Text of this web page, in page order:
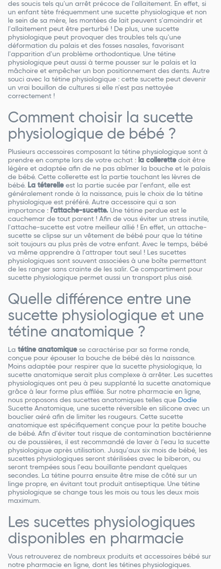
des soucis tels qu'un arrêt précoce de l'allaitement. En effet, si
un enfant tète fréquemment une sucette physiologique et non
le sein de sa mère, les montées de lait peuvent s'amoindrir et
l'allaitement peut être perturbé ! De plus, une sucette
physiologique peut provoquer des troubles tels qu'une
déformation du palais et des fosses nasales, favorisant
l'apparition d'un problème orthodontique. Une tétine
physiologique peut aussi à terme pousser sur le palais et la
mâchoire et empêcher un bon positionnement des dents. Autre
souci avec la tétine physiologique : cette sucette peut devenir
un vrai bouillon de cultures si elle n'est pas nettoyée
correctement !
Comment choisir la sucette
physiologique de bébé ?
Plusieurs accessoires composant la tétine physiologique sont à
prendre en compte lors de votre achat : la collerettedoit être
légère et adaptée afin de ne pas abîmer la bouche et le palais
de bébé. Cette collerette est la partie touchant les lèvres de
bébé. La téterelleest la partie sucée par l'enfant, elle est
généralement ronde à la naissance, puis le choix de la tétine
physiologique est préféré. Autre accessoire qui a son
importance : l'attache-sucette. Une tétine perdue est le
cauchemar de tout parent ! Afin de vous éviter un stress inutile,
l'attache-sucette est votre meilleur allié ! En effet, un attache-
sucette se clipse sur un vêtement de bébé pour que la tétine
soit toujours au plus près de votre enfant. Avec le temps, bébé
va même apprendre à l'attraper tout seul ! Les sucettes
physiologiques sont souvent associées à une boîte permettant
de les ranger sans crainte de les salir. Ce compartiment pour
sucette physiologique permet aussi un transport plus aisé.
Quelle différence entre une
sucette physiologique et une
tétine anatomique ?
La tétine anatomiquese caractérise par sa forme ronde,
conçue pour épouser la bouche de bébé dès la naissance.
Moins adaptée pour respirer que la sucette physiologique, la
sucette anatomique serait plus complexe à arrêter. Les sucettes
physiologiques ont peu à peu supplanté la sucette anatomique
grâce à leur forme plus effilée. Sur notre pharmacie en ligne,
nous proposons des sucettes anatomiques telles que Dodie
Sucette Anatomique, une sucette réversible en silicone avec un
bouclier aéré afin de limiter les rougeurs. Cette sucette
anatomique est spécifiquement conçue pour la petite bouche
de bébé. Afin d'éviter tout risque de contamination bactérienne
ou de poussières, il est recommandé de laver à l'eau la sucette
physiologique après utilisation. Jusqu'aux six mois de bébé, les
sucettes physiologiques seront stérilisées avec le biberon, ou
seront trempées sous l'eau bouillante pendant quelques
secondes. La tétine pourra ensuite être mise de côté sur un
linge propre, en évitant tout produit antiseptique. Une tétine
physiologique se change tous les mois ou tous les deux mois
maximum.
Les sucettes physiologiques
disponibles en pharmacie
Vous retrouverez de nombreux produits et accessoires bébé sur
notre pharmacie en ligne, dont les tétines physiologiques.